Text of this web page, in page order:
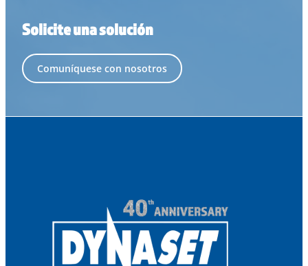
Solicite una solución
Comuníquese con nosotros